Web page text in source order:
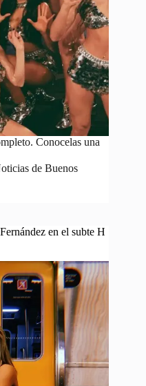
Conocelas una
de Buenos
en el subte H